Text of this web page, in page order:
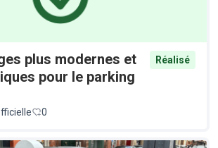
plus modernes et
pour le parking
Réalisé
0